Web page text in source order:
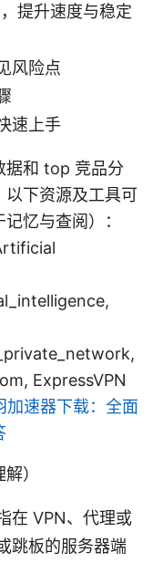
提升速度与稳定
风险点
速上手
据和 top 竞品分
下资源及工具可
忆与查阅）：
ExpressVPN
加速器下载：全面
）
在 VPN、代理或
跳板的服务器端